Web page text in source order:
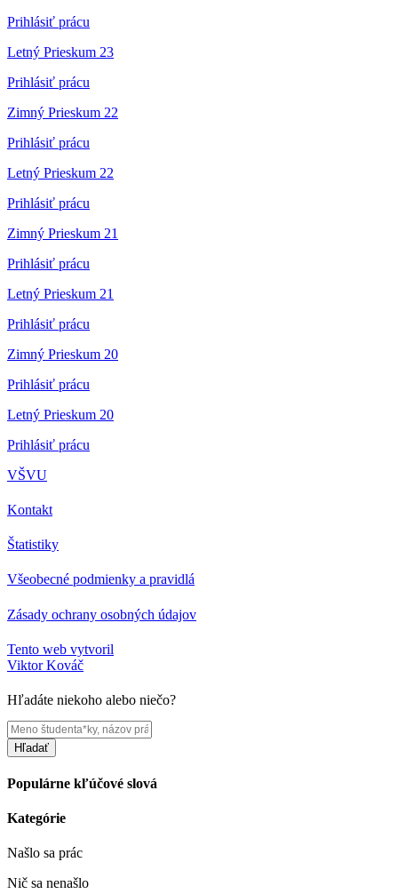
Prihlásiť prácu
Letný Prieskum 23
Prihlásiť prácu
Zimný Prieskum 22
Prihlásiť prácu
Letný Prieskum 22
Prihlásiť prácu
Zimný Prieskum 21
Prihlásiť prácu
Letný Prieskum 21
Prihlásiť prácu
Zimný Prieskum 20
Prihlásiť prácu
Letný Prieskum 20
Prihlásiť prácu
VŠVU
Kontakt
Štatistiky
Všeobecné podmienky a pravidlá
Zásady ochrany osobných údajov
Tento web vytvoril
Viktor Kováč
Hľadáte niekoho alebo niečo?
Hľadať
Populárne kľúčové slová
Kategórie
Našlo sa prác
Nič sa nenašlo